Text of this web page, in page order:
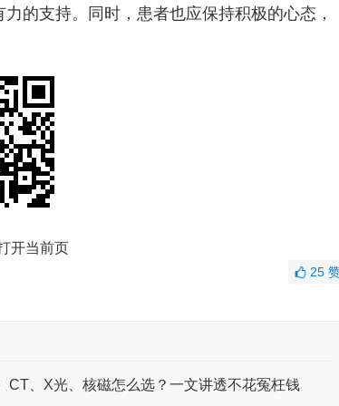
的支持。同时，患者也应保持积极的心态，
开当前页
25
CT、X光、核磁怎么选？一文讲透不花冤枉钱